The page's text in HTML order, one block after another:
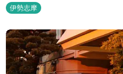
伊勢志摩